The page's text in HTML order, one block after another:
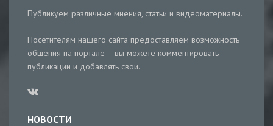
Публикуем различные мнения, статьи и видеоматериалы.
Посетителям нашего сайта предоставляем возможность
общения на портале – вы можете комментировать
публикации и добавлять свои.
НОВОСТИ